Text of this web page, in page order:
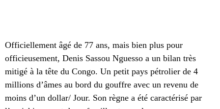
Officiellement âgé de 77 ans, mais bien plus pour
officieusement, Denis Sassou Nguesso a un bilan très
mitigé à la tête du Congo. Un petit pays pétrolier de 4
millions d’âmes au bord du gouffre avec un revenu de
moins d’un dollar/ Jour. Son règne a été caractérisé par